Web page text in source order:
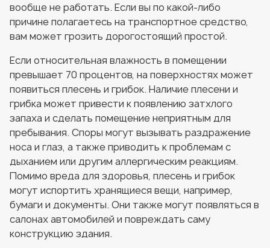
вообще не работать. Если вы по какой-либо
причине полагаетесь на транспортное средство,
вам может грозить дорогостоящий простой.
Если относительная влажность в помещении
превышает 70 процентов, на поверхностях может
появиться плесень и грибок. Наличие плесени и
грибка может привести к появлению затхлого
запаха и сделать помещение неприятным для
пребывания. Споры могут вызывать раздражение
носа и глаз, а также приводить к проблемам с
дыханием или другим аллергическим реакциям.
Помимо вреда для здоровья, плесень и грибок
могут испортить хранящиеся вещи, например,
бумаги и документы. Они также могут появляться в
салонах автомобилей и повреждать саму
конструкцию здания.